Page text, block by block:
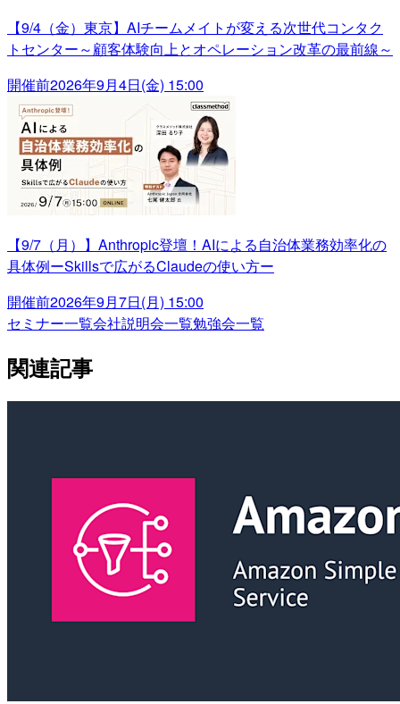
【9/4（金）東京】AIチームメイトが変える次世代コンタク
トセンター～顧客体験向上とオペレーション改革の最前線～
開催前2026年9月4日(金) 15:00
【9/7（月）】Anthropic登壇！AIによる自治体業務効率化の
具体例ーSkillsで広がるClaudeの使い方ー
開催前2026年9月7日(月) 15:00
セミナー一覧会社説明会一覧勉強会一覧
関連記事